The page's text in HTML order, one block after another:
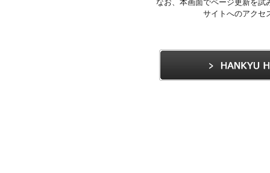
なお、本画面でページ更新を
サイトへのアクセ